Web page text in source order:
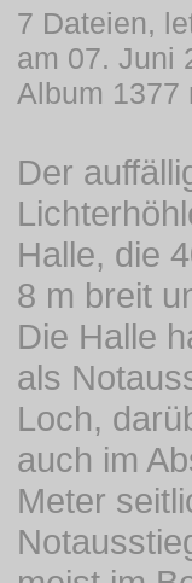
7 Dateien,
am 07. Juni
Album 1377
Der
Halle, die
8 m breit
Die Halle
als
Loch,
auch im
Meter